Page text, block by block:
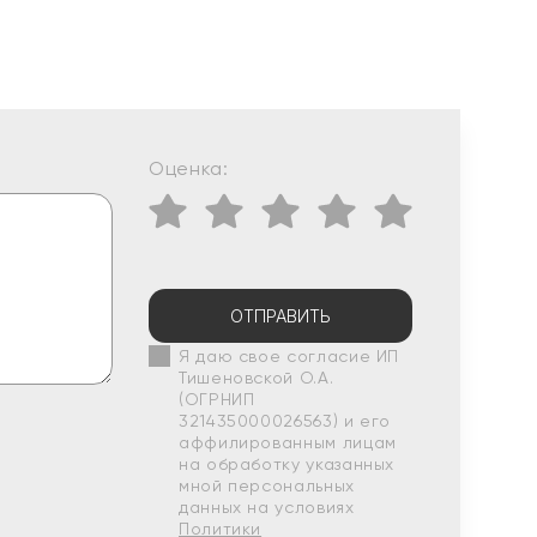
Оценка:
ОТПРАВИТЬ
Я даю свое согласие ИП
Тишеновской О.А.
(ОГРНИП
321435000026563) и его
аффилированным лицам
на обработку указанных
мной персональных
данных на условиях
Политики